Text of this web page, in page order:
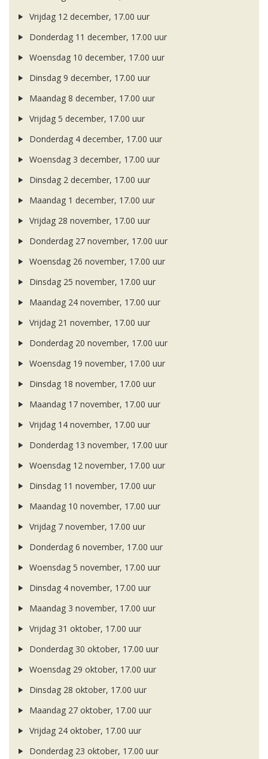
Vrijdag 12 december, 17.00 uur
Donderdag 11 december, 17.00 uur
Woensdag 10 december, 17.00 uur
Dinsdag 9 december, 17.00 uur
Maandag 8 december, 17.00 uur
Vrijdag 5 december, 17.00 uur
Donderdag 4 december, 17.00 uur
Woensdag 3 december, 17.00 uur
Dinsdag 2 december, 17.00 uur
Maandag 1 december, 17.00 uur
Vrijdag 28 november, 17.00 uur
Donderdag 27 november, 17.00 uur
Woensdag 26 november, 17.00 uur
Dinsdag 25 november, 17.00 uur
Maandag 24 november, 17.00 uur
Vrijdag 21 november, 17.00 uur
Donderdag 20 november, 17.00 uur
Woensdag 19 november, 17.00 uur
Dinsdag 18 november, 17.00 uur
Maandag 17 november, 17.00 uur
Vrijdag 14 november, 17.00 uur
Donderdag 13 november, 17.00 uur
Woensdag 12 november, 17.00 uur
Dinsdag 11 november, 17.00 uur
Maandag 10 november, 17.00 uur
Vrijdag 7 november, 17.00 uur
Donderdag 6 november, 17.00 uur
Woensdag 5 november, 17.00 uur
Dinsdag 4 november, 17.00 uur
Maandag 3 november, 17.00 uur
Vrijdag 31 oktober, 17.00 uur
Donderdag 30 oktober, 17.00 uur
Woensdag 29 oktober, 17.00 uur
Dinsdag 28 oktober, 17.00 uur
Maandag 27 oktober, 17.00 uur
Vrijdag 24 oktober, 17.00 uur
Donderdag 23 oktober, 17.00 uur